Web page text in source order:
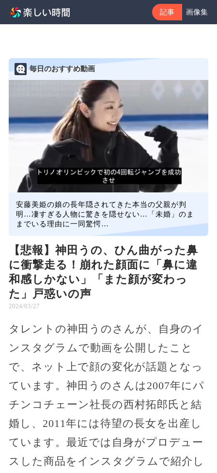
記事 画像集
毎日のおすすめ動画
安藤美姫の娘の長年隠されてきた本当の父親が判
明…凄すぎる人物に驚きを隠せない…「未婚」のま
までいる理由に一同驚愕…
【悲報】神田うの、ひん曲がった鼻
に衝撃走る！崩れた顔面に「鼻に違
和感しかない」「また顔が変わっ
た」戸惑いの声
2024/03/27
タレントの神田うのさんが、自身のイ
ンスタグラムで動画を公開したこと
で、ネット上で顔の変化が話題となっ
ています。神田うのさんは2007年にパ
チンコチェーン社長の西村拓郎氏と結
婚し、2011年には待望の長女を出産し
ています。最近では自身がプロデュー
スした商品をインスタグラムで紹介し